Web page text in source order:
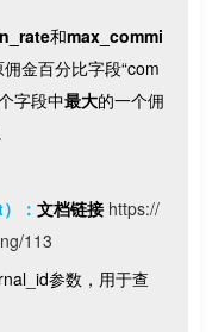
和max_commi
金百分比字段“com
字段中最大的一个佣
： 文档链接 https://
113
参数，用于查